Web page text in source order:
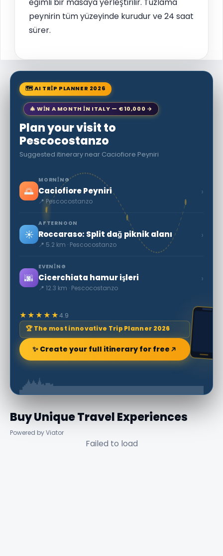
eğimli bir masaya yerleştirilir. Tuzlama
peynirin tüm yüzeyinde kurudur ve 24 saat
sürer.
🗺 AI TRIP PLANNER 2026
🎄 WIN A MONTH IN ITALY — €10,000 →
Plan your visit to
Pescocostanzo
Suggested itinerary near Caciofiore Peyniri
🌅
MORNING
Caciofiore Peyniri
📍 Pescocostanzo
›
☀️
AFTERNOON
Roccaraso: Split dağ piknik alanı
📍 5.2 km · Pescocostanzo
›
🌆
EVENING
Cicerchiata hamur işleri
📍 12.3 km · Pescocostanzo
›
★★★★★4.9
🏆 The most innovative Trip Planner 2026
✨ Create your full itinerary for free
Buy Unique Travel Experiences
Powered by Viator
Failed to load